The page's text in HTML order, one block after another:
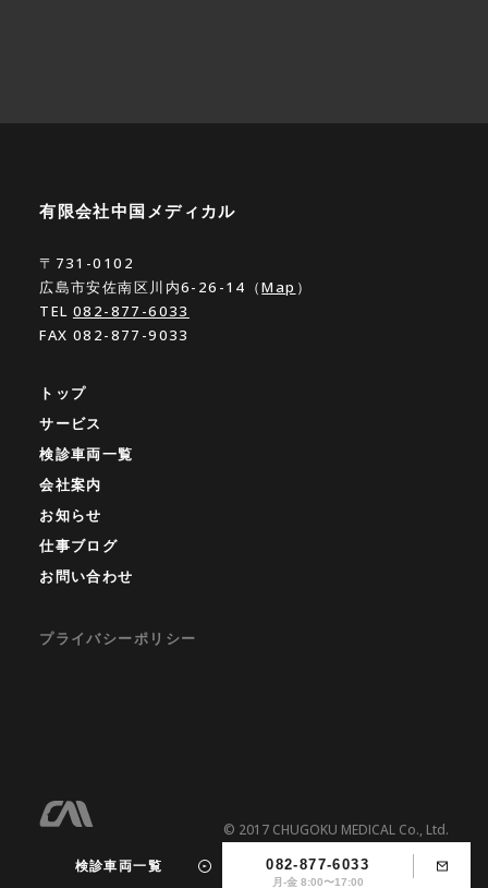
検診車両一覧 082-877-6033
月-金 8:00〜17:00
有限会社中国メディカル
〒731-0102
広島市安佐南区川内6-26-14（Map ）
TEL 082-877-6033
FAX 082-877-9033
トップ
サービス
検診車両一覧
会社案内
お知らせ
仕事ブログ
お問い合わせ
プライバシーポリシー
© 2017 CHUGOKU MEDICAL Co., Ltd.